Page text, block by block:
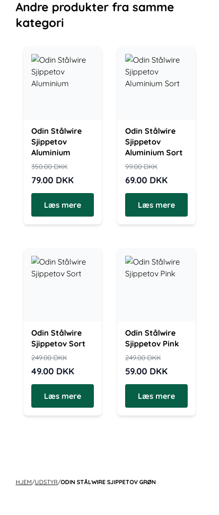
Andre produkter fra samme
kategori
Odin Stålwire
Sjippetov
Aluminium
350.00DKK
79.00 DKK
Læs mere
Odin Stålwire
Sjippetov
Aluminium Sort
99.00DKK
69.00 DKK
Læs mere
Odin Stålwire
Sjippetov Sort
249.00DKK
49.00 DKK
Læs mere
Odin Stålwire
Sjippetov Pink
249.00DKK
59.00 DKK
Læs mere
HJEM/UDSTYR/ODIN STÅLWIRE SJIPPETOV GRØN